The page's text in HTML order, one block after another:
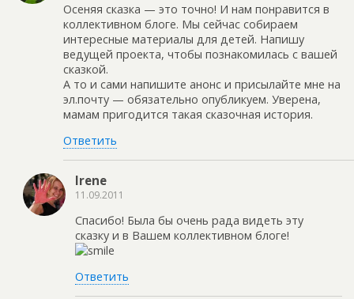
Осеняя сказка — это точно! И нам понравится в
коллективном блоге. Мы сейчас собираем
интересные материалы для детей. Напишу
ведущей проекта, чтобы познакомилась с вашей
сказкой.
А то и сами напишите анонс и присылайте мне на
эл.почту — обязательно опубликуем. Уверена,
мамам пригодится такая сказочная история.
Ответить
Irene
11.09.2011
Спасибо! Была бы очень рада видеть эту
сказку и в Вашем коллективном блоге!
Ответить